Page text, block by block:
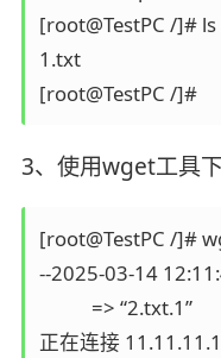
[root@TestPC /]#
1.txt
[root@TestPC /]#
3、使用wget工具
[root@TestPC /]#
--2025-03-14
           => “2.txt.1”
正在连接